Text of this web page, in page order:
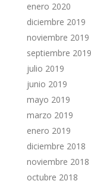
enero 2020
diciembre 2019
noviembre 2019
septiembre 2019
julio 2019
junio 2019
mayo 2019
marzo 2019
enero 2019
diciembre 2018
noviembre 2018
octubre 2018